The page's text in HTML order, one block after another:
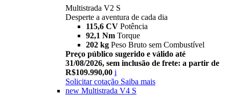
Multistrada V2 S
Desperte a aventura de cada dia
115,6 CV Potência
92,1 Nm Torque
202 kg Peso Bruto sem Combustível
Preço público sugerido e válido até
31/08/2026, sem inclusão de frete: a partir de
R$109.990,00 i
Solicitar cotação Saiba mais
new Multistrada V4 S